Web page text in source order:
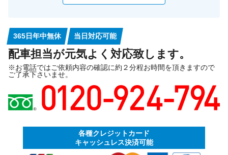
365日年中無休 当日対応可能
配車担当が元気よく対応致します。
※お電話ではご依頼内容の確認に約２分程お時間を頂きますので
ご了承下さいませ。
各種クレジットカード
キャッシュレス決済可能